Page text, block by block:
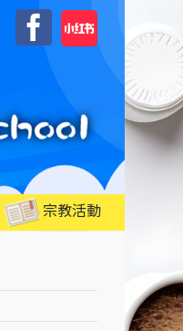
Facebook
自
訂
宗教活動